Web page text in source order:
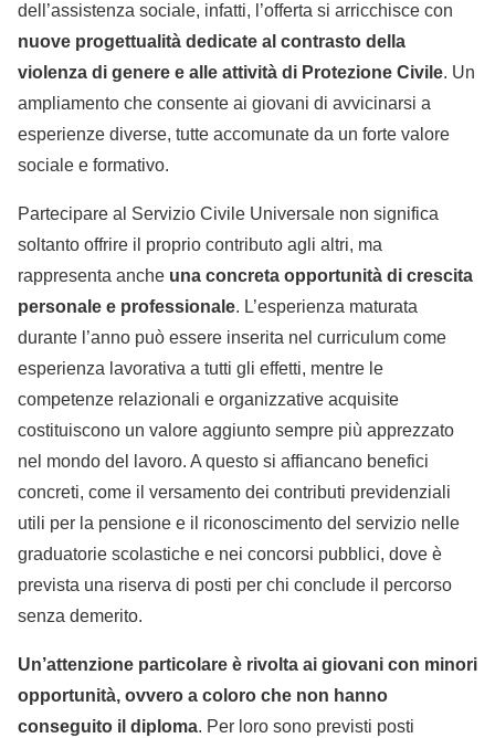
dell’assistenza sociale, infatti, l’offerta si arricchisce con
nuove progettualità dedicate al contrasto della
violenza di genere e alle attività di Protezione Civile. Un
ampliamento che consente ai giovani di avvicinarsi a
esperienze diverse, tutte accomunate da un forte valore
sociale e formativo.
Partecipare al Servizio Civile Universale non significa
soltanto offrire il proprio contributo agli altri, ma
rappresenta anche una concreta opportunità di crescita
personale e professionale. L’esperienza maturata
durante l’anno può essere inserita nel curriculum come
esperienza lavorativa a tutti gli effetti, mentre le
competenze relazionali e organizzative acquisite
costituiscono un valore aggiunto sempre più apprezzato
nel mondo del lavoro. A questo si affiancano benefici
concreti, come il versamento dei contributi previdenziali
utili per la pensione e il riconoscimento del servizio nelle
graduatorie scolastiche e nei concorsi pubblici, dove è
prevista una riserva di posti per chi conclude il percorso
senza demerito.
Un’attenzione particolare è rivolta ai giovani con minori
opportunità, ovvero a coloro che non hanno
conseguito il diploma. Per loro sono previsti posti